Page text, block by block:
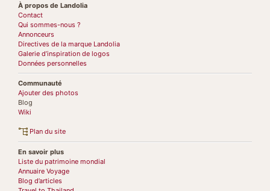
À propos de Landolia
Contact
Qui sommes-nous ?
Annonceurs
Directives de la marque Landolia
Galerie d’inspiration de logos
Données personnelles
Communauté
Ajouter des photos
Blog
Wiki
Plan du site
En savoir plus
Liste du patrimoine mondial
Annuaire Voyage
Blog d’articles